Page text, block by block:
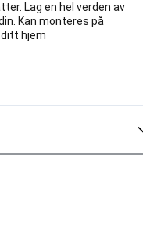
Lag en hel verden av
Kan monteres på
hjem